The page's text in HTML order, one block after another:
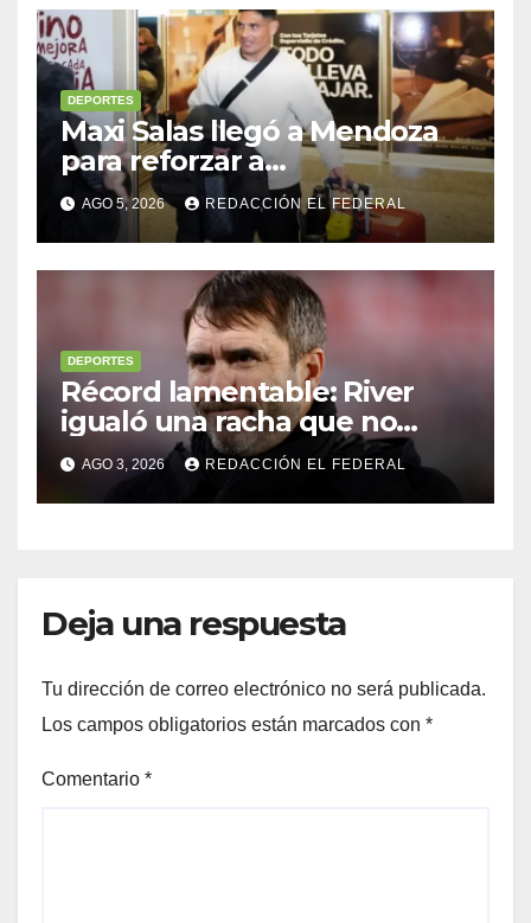
DEPORTES
Maxi Salas llegó a Mendoza
para reforzar a
Independiente Rivadavia
AGO 5, 2026 REDACCIÓN EL FEDERAL
DEPORTES
Récord lamentable: River
igualó una racha que no
sufría desde 1911: ¿Coudet
debe irse?
AGO 3, 2026 REDACCIÓN EL FEDERAL
Deja una respuesta
Tu dirección de correo electrónico no será publicada.
Los campos obligatorios están marcados con *
Comentario *